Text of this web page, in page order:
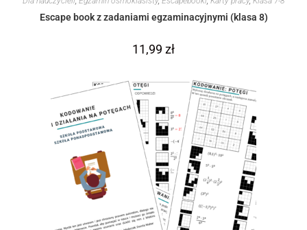
Escape book z zadaniami egzaminacyjnymi (klasa 8)
11,99 zł